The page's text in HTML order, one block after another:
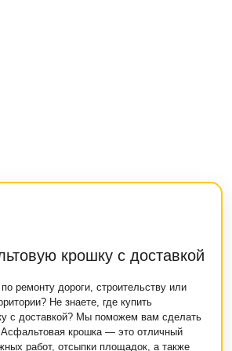
крошку с доставкой
ремонту дороги, строительству или
Не знаете, где купить
с доставкой? Мы поможем вам сделать
крошка — это отличный
работ, отсыпки площадок, а также